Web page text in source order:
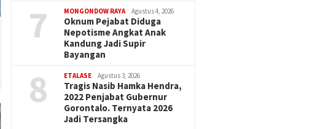
7 MONGONDOW RAYA Agustus 4, 2026
Oknum Pejabat Diduga
Nepotisme Angkat Anak
Kandung Jadi Supir
Bayangan
8 ETALASE Agustus 3, 2026
Tragis Nasib Hamka Hendra,
2022 Penjabat Gubernur
Gorontalo. Ternyata 2026
Jadi Tersangka